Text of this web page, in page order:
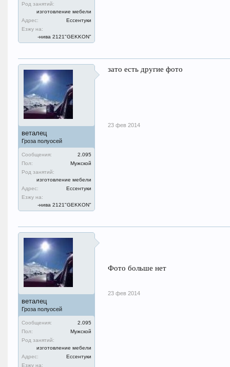
Род занятий:
изготовление мебели
Адрес:
Ессентуки
Езжу на:
-нива 2121"GEKKON"
веталец
Гроза полуосей
Сообщения:
2.095
Пол:
Мужской
Род занятий:
изготовление мебели
Адрес:
Ессентуки
Езжу на:
-нива 2121"GEKKON"
зато есть другие фото
23 фев 2014
веталец
Гроза полуосей
Сообщения:
2.095
Пол:
Мужской
Род занятий:
изготовление мебели
Адрес:
Ессентуки
Езжу на:
Фото больше нет
23 фев 2014